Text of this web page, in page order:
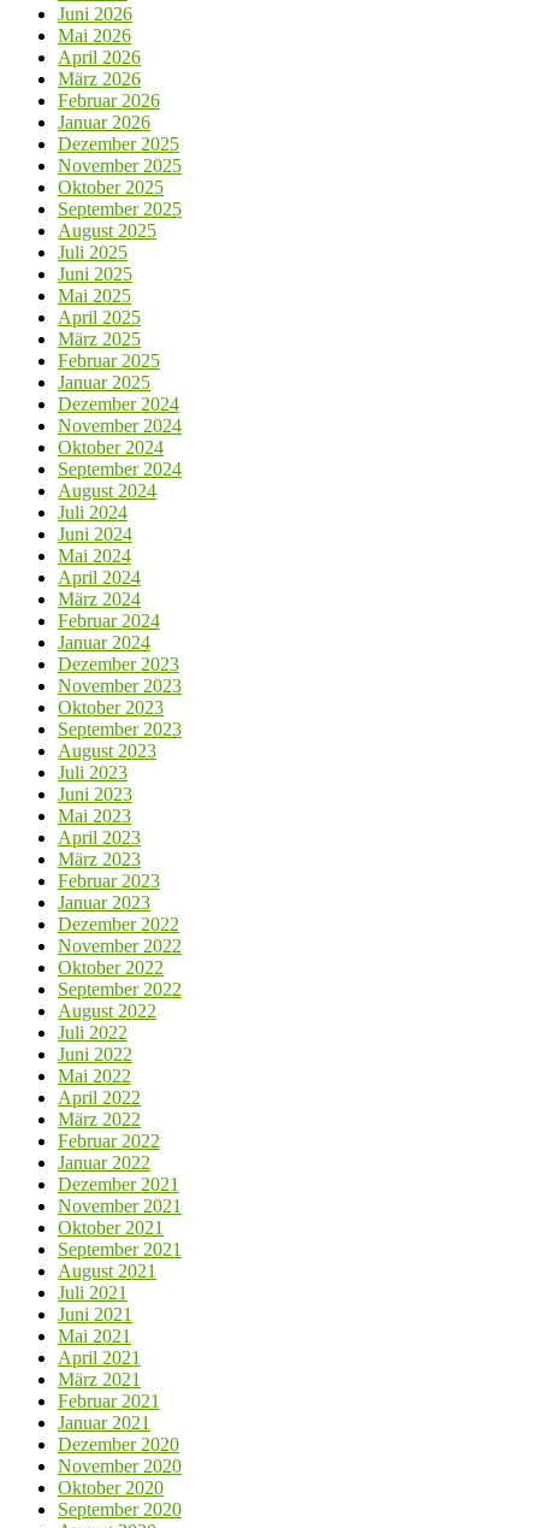
Juni 2026
Mai 2026
April 2026
März 2026
Februar 2026
Januar 2026
Dezember 2025
November 2025
Oktober 2025
September 2025
August 2025
Juli 2025
Juni 2025
Mai 2025
April 2025
März 2025
Februar 2025
Januar 2025
Dezember 2024
November 2024
Oktober 2024
September 2024
August 2024
Juli 2024
Juni 2024
Mai 2024
April 2024
März 2024
Februar 2024
Januar 2024
Dezember 2023
November 2023
Oktober 2023
September 2023
August 2023
Juli 2023
Juni 2023
Mai 2023
April 2023
März 2023
Februar 2023
Januar 2023
Dezember 2022
November 2022
Oktober 2022
September 2022
August 2022
Juli 2022
Juni 2022
Mai 2022
April 2022
März 2022
Februar 2022
Januar 2022
Dezember 2021
November 2021
Oktober 2021
September 2021
August 2021
Juli 2021
Juni 2021
Mai 2021
April 2021
März 2021
Februar 2021
Januar 2021
Dezember 2020
November 2020
Oktober 2020
September 2020